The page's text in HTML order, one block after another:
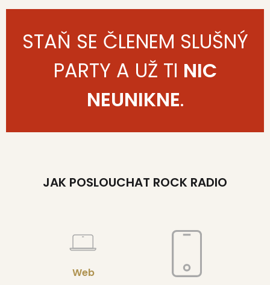
STAŇ SE ČLENEM SLUŠNÝ
PARTY A UŽ TI NIC
NEUNIKNE.
JAK POSLOUCHAT ROCK RADIO
Web